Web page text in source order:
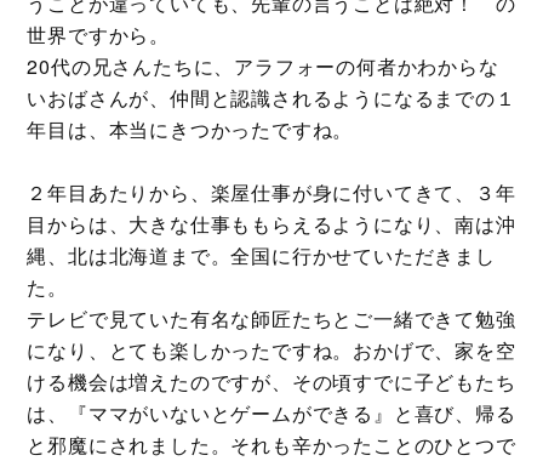
世界ですから。
20代の兄さんたちに、アラフォーの何者かわからな
いおばさんが、仲間と認識されるようになるまでの１
年目は、本当にきつかったですね。
２年目あたりから、楽屋仕事が身に付いてきて、３年
目からは、大きな仕事ももらえるようになり、南は沖
縄、北は北海道まで。全国に行かせていただきまし
た。
テレビで見ていた有名な師匠たちとご一緒できて勉強
になり、とても楽しかったですね。おかげで、家を空
ける機会は増えたのですが、その頃すでに子どもたち
は、『ママがいないとゲームができる』と喜び、帰る
と邪魔にされました。それも辛かったことのひとつで